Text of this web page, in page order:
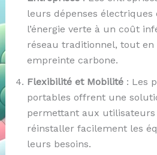
leurs dépenses électriques
l’énergie verte à un coût
réseau traditionnel, tout
empreinte carbone.
Flexibilité et Mobilité: Les
portables offrent une
permettant aux
réinstaller facilement les
leurs besoins.